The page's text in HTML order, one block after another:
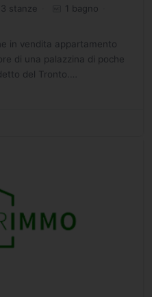
3 stanze
1 bagno
in vendita appartamento
di una palazzina di poche
del Tronto.